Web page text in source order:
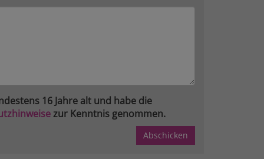
16 Jahre alt und habe die
zur Kenntnis genommen.